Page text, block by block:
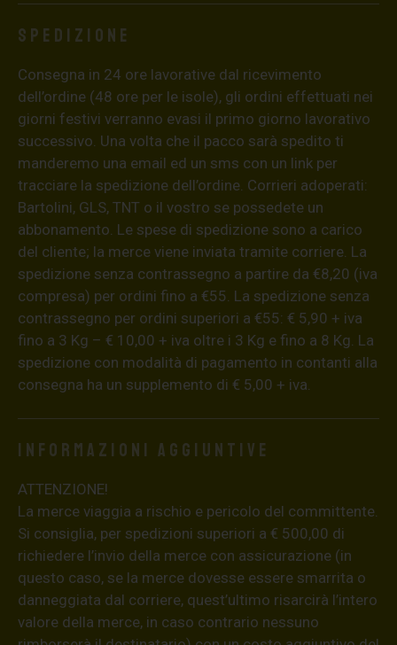
Spedizione
Consegna in 24 ore lavorative dal ricevimento
dell’ordine (48 ore per le isole), gli ordini effettuati nei
giorni festivi verranno evasi il primo giorno lavorativo
successivo. Una volta che il pacco sarà spedito ti
manderemo una email ed un sms con un link per
tracciare la spedizione dell’ordine. Corrieri adoperati:
Bartolini, GLS, TNT o il vostro se possedete un
abbonamento. Le spese di spedizione sono a carico
del cliente; la merce viene inviata tramite corriere. La
spedizione senza contrassegno a partire da €8,20 (iva
compresa) per ordini fino a €55. La spedizione senza
contrassegno per ordini superiori a €55: € 5,90 + iva
fino a 3 Kg – € 10,00 + iva oltre i 3 Kg e fino a 8 Kg. La
spedizione con modalità di pagamento in contanti alla
consegna ha un supplemento di € 5,00 + iva.
Informazioni aggiuntive
ATTENZIONE!
La merce viaggia a rischio e pericolo del committente.
Si consiglia, per spedizioni superiori a € 500,00 di
richiedere l’invio della merce con assicurazione (in
questo caso, se la merce dovesse essere smarrita o
danneggiata dal corriere, quest’ultimo risarcirà l’intero
valore della merce, in caso contrario nessuno